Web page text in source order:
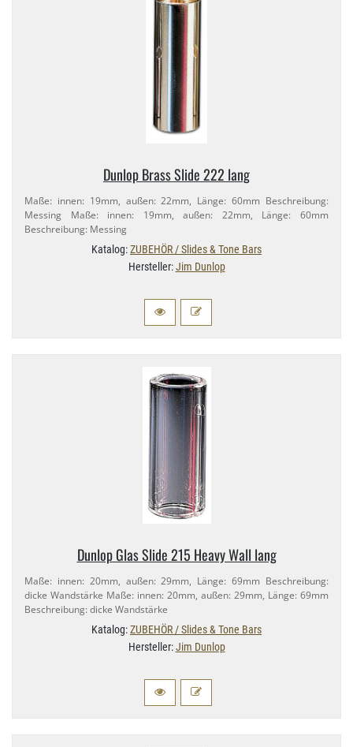
Dunlop Brass Slide 222 lang
Maße: innen: 19mm, außen: 22mm, Länge: 60mm Beschreibung:
Messing Maße: innen: 19mm, außen: 22mm, Länge: 60mm
Beschreibung: Messing
Katalog:ZUBEHÖR / Slides & Tone Bars
Hersteller:Jim Dunlop
Dunlop Glas Slide 215 Heavy Wall lang
Maße: innen: 20mm, außen: 29mm, Länge: 69mm Beschreibung:
dicke Wandstärke Maße: innen: 20mm, außen: 29mm, Länge: 69mm
Beschreibung: dicke Wandstärke
Katalog:ZUBEHÖR / Slides & Tone Bars
Hersteller:Jim Dunlop